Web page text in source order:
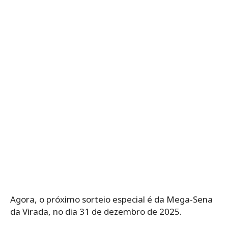
Agora, o próximo sorteio especial é da Mega-Sena
da Virada, no dia 31 de dezembro de 2025.